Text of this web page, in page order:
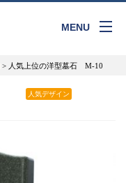
MENU
> 人気上位の洋型墓石 M-10
人気デザイン